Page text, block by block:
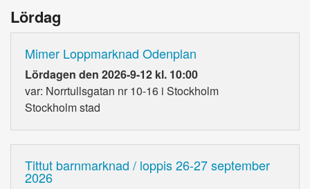
Lördag
Mimer Loppmarknad Odenplan
Lördagen den 2026-9-12 kl. 10:00
var: Norrtullsgatan nr 10-16 i Stockholm
Stockholm stad
Tittut barnmarknad / loppis 26-27 september
2026